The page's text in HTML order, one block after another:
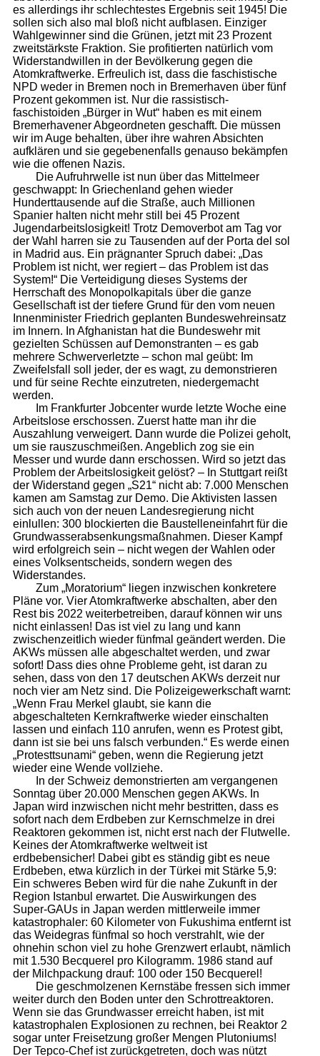
es allerdings ihr schlechtestes Ergebnis seit 1945! Die
sollen sich also mal bloß nicht aufblasen. Einziger
Wahlgewinner sind die Grünen, jetzt mit 23 Prozent
zweitstärkste Fraktion. Sie profitierten natürlich vom
Widerstandwillen in der Bevölkerung gegen die
Atomkraftwerke. Erfreulich ist, dass die faschistische
NPD weder in Bremen noch in Bremerhaven über fünf
Prozent gekommen ist. Nur die rassistisch-
faschistoiden „Bürger in Wut“ haben es mit einem
Bremerhavener Abgeordneten geschafft. Die müssen
wir im Auge behalten, über ihre wahren Absichten
aufklären und sie gegebenenfalls genauso bekämpfen
wie die offenen Nazis.
Die Aufruhrwelle ist nun über das Mittelmeer
geschwappt: In Griechenland gehen wieder
Hunderttausende auf die Straße, auch Millionen
Spanier halten nicht mehr still bei 45 Prozent
Jugendarbeitslosigkeit! Trotz Demoverbot am Tag vor
der Wahl harren sie zu Tausenden auf der Porta del sol
in Madrid aus. Ein prägnanter Spruch dabei: „Das
Problem ist nicht, wer regiert – das Problem ist das
System!“ Die Verteidigung dieses Systems der
Herrschaft des Monopolkapitals über die ganze
Gesellschaft ist der tiefere Grund für den vom neuen
Innenminister Friedrich geplanten Bundeswehreinsatz
im Innern. In Afghanistan hat die Bundeswehr mit
gezielten Schüssen auf Demonstranten – es gab
mehrere Schwerverletzte – schon mal geübt: Im
Zweifelsfall soll jeder, der es wagt, zu demonstrieren
und für seine Rechte einzutreten, niedergemacht
werden.
Im Frankfurter Jobcenter wurde letzte Woche eine
Arbeitslose erschossen. Zuerst hatte man ihr die
Auszahlung verweigert. Dann wurde die Polizei geholt,
um sie rauszuschmeißen. Angeblich zog sie ein
Messer und wurde dann erschossen. Wird so jetzt das
Problem der Arbeitslosigkeit gelöst? – In Stuttgart reißt
der Widerstand gegen „S21“ nicht ab: 7.000 Menschen
kamen am Samstag zur Demo. Die Aktivisten lassen
sich auch von der neuen Landesregierung nicht
einlullen: 300 blockierten die Baustelleneinfahrt für die
Grundwasserabsenkungsmaßnahmen. Dieser Kampf
wird erfolgreich sein – nicht wegen der Wahlen oder
eines Volksentscheids, sondern wegen des
Widerstandes.
Zum „Moratorium“ liegen inzwischen konkretere
Pläne vor. Vier Atomkraftwerke abschalten, aber den
Rest bis 2022 weiterbetreiben, darauf können wir uns
nicht einlassen! Das ist viel zu lang und kann
zwischenzeitlich wieder fünfmal geändert werden. Die
AKWs müssen alle abgeschaltet werden, und zwar
sofort! Dass dies ohne Probleme geht, ist daran zu
sehen, dass von den 17 deutschen AKWs derzeit nur
noch vier am Netz sind. Die Polizeigewerkschaft warnt:
„Wenn Frau Merkel glaubt, sie kann die
abgeschalteten Kernkraftwerke wieder einschalten
lassen und einfach 110 anrufen, wenn es Protest gibt,
dann ist sie bei uns falsch verbunden.“ Es werde einen
„Protesttsunami“ geben, wenn die Regierung jetzt
wieder eine Wende vollziehe.
In der Schweiz demonstrierten am vergangenen
Sonntag über 20.000 Menschen gegen AKWs. In
Japan wird inzwischen nicht mehr bestritten, dass es
sofort nach dem Erdbeben zur Kernschmelze in drei
Reaktoren gekommen ist, nicht erst nach der Flutwelle.
Keines der Atomkraftwerke weltweit ist
erdbebensicher! Dabei gibt es ständig gibt es neue
Erdbeben, etwa kürzlich in der Türkei mit Stärke 5,9:
Ein schweres Beben wird für die nahe Zukunft in der
Region Istanbul erwartet. Die Auswirkungen des
Super-GAUs in Japan werden mittlerweile immer
katastrophaler: 60 Kilometer von Fukushima entfernt ist
das Weidegras fünfmal so hoch verstrahlt, wie der
ohnehin schon viel zu hohe Grenzwert erlaubt, nämlich
mit 1.530 Becquerel pro Kilogramm. 1986 stand auf
der Milchpackung drauf: 100 oder 150 Becquerel!
Die geschmolzenen Kernstäbe fressen sich immer
weiter durch den Boden unter den Schrottreaktoren.
Wenn sie das Grundwasser erreicht haben, ist mit
katastrophalen Explosionen zu rechnen, bei Reaktor 2
sogar unter Freisetzung großer Mengen Plutoniums!
Der Tepco-Chef ist zurückgetreten, doch was nützt